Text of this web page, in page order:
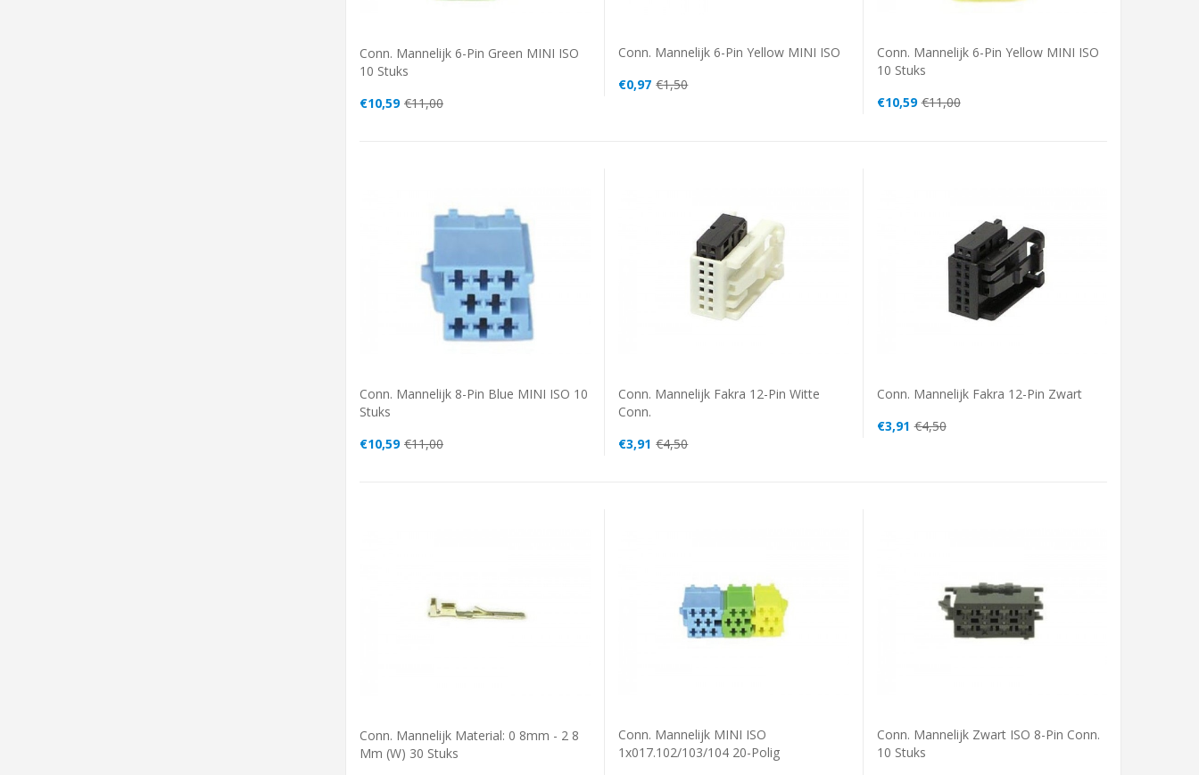
Conn. Mannelijk 6-Pin Green MINI ISO
10 Stuks
€10,59 €11,00
Conn. Mannelijk 6-Pin Yellow MINI ISO
€0,97 €1,50
Conn. Mannelijk 6-Pin Yellow MINI ISO
10 Stuks
€10,59 €11,00
Conn. Mannelijk 8-Pin Blue MINI ISO 10
Stuks
€10,59 €11,00
Conn. Mannelijk Fakra 12-Pin Witte
Conn.
€3,91 €4,50
Conn. Mannelijk Fakra 12-Pin Zwart
€3,91 €4,50
Conn. Mannelijk Material: 0 8mm - 2 8
Mm (w) 30 Stuks
Conn. Mannelijk MINI ISO
1x017.102/103/104 20-Polig
Conn. Mannelijk Zwart ISO 8-Pin Conn.
10 Stuks